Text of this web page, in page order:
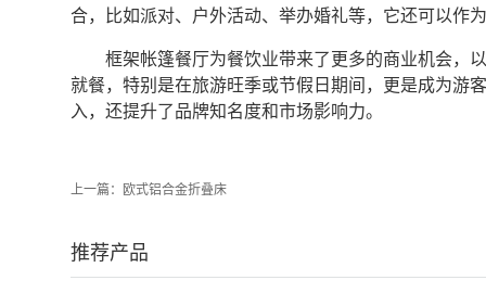
合，比如派对、户外活动、举办婚礼等，它还可以作
框架帐篷餐厅为餐饮业带来了更多的商业机会，
就餐，特别是在旅游旺季或节假日期间，更是成为游
入，还提升了品牌知名度和市场影响力。‍
上一篇： 欧式铝合金折叠床
推荐产品